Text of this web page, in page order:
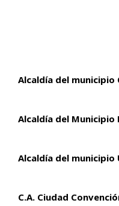
Alcaldía del municipio
Alcaldía del Municipio
Alcaldía del municipio
C.A. Ciudad